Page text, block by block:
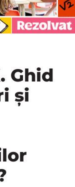
Ghid
și